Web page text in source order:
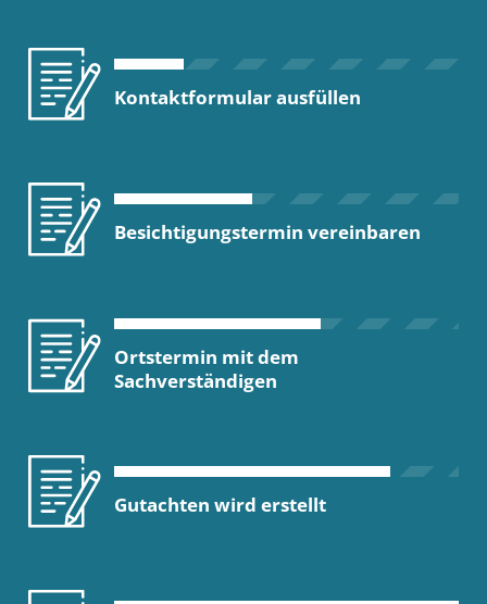
Kontaktformular ausfüllen
Besichtigungstermin vereinbaren
Ortstermin mit dem
Sachverständigen
Gutachten wird erstellt